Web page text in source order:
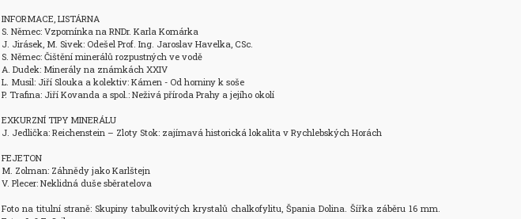
INFORMACE, LISTÁRNA
S. Němec: Vzpomínka na RNDr. Karla Komárka
J. Jirásek, M. Sivek: Odešel Prof. Ing. Jaroslav Havelka, CSc.
S. Němec: Čištění minerálů rozpustných ve vodě
A. Dudek: Minerály na známkách XXIV
L. Musil: Jiří Slouka a kolektiv: Kámen - Od horniny k soše
P. Trafina: Jiří Kovanda a spol.: Neživá příroda Prahy a jejího okolí
EXKURZNÍ TIPY MINERÁLU
J. Jedlička: Reichenstein – Zloty Stok: zajímavá historická lokalita v Rychlebských Horách
FEJETON
M. Zolman: Záhnědy jako Karlštejn
V. Plecer: Neklidná duše sběratelova
Foto na titulní straně: Skupiny tabulkovitých krystalů chalkofylitu, Špania Dolina. Šířka záběru 16 mm.